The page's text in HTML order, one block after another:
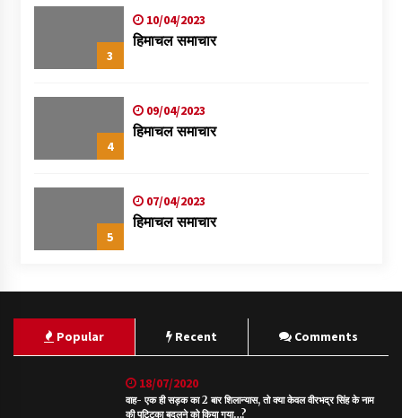
3
10/04/2023
हिमाचल समाचार
4
09/04/2023
हिमाचल समाचार
5
07/04/2023
हिमाचल समाचार
Popular Recent Comments
18/07/2020
वाह- एक ही सड़क का 2 बार शिलान्यास, तो क्या केवल वीरभद्र सिंह के नाम
की पट्टिका बदलने को किया गया…?